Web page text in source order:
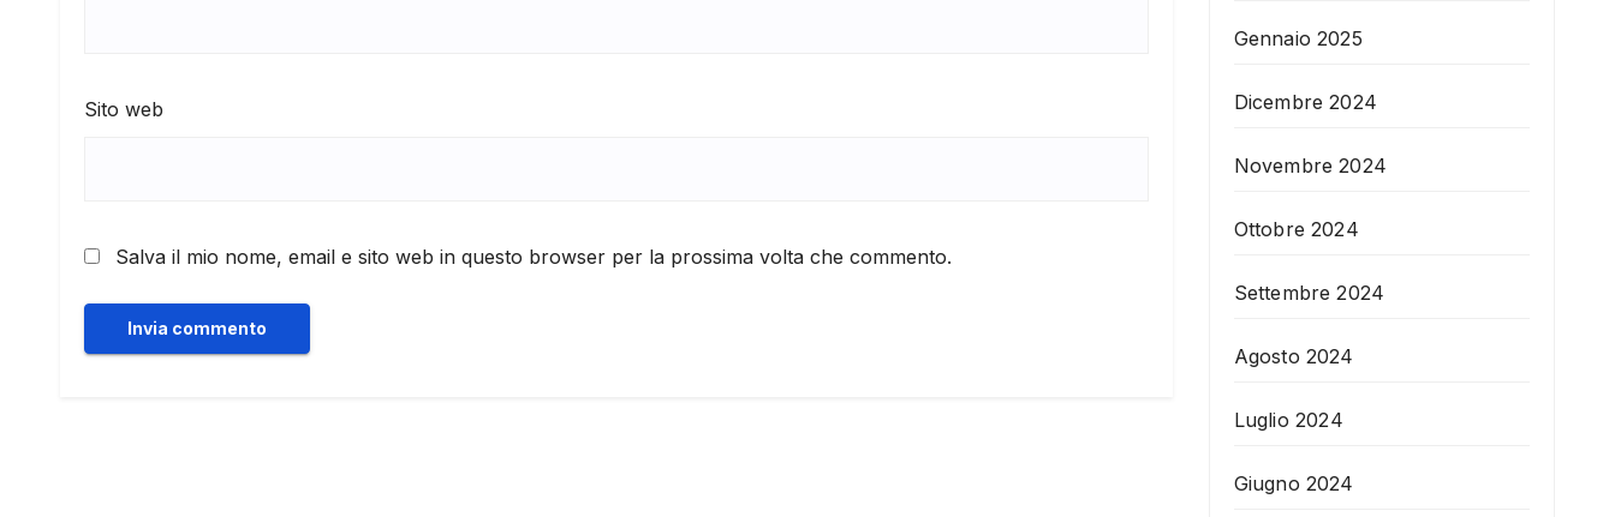
Sito web
Salva il mio nome, email e sito web in questo browser per la prossima volta che commento.
Gennaio 2025
Dicembre 2024
Novembre 2024
Ottobre 2024
Settembre 2024
Agosto 2024
Luglio 2024
Giugno 2024